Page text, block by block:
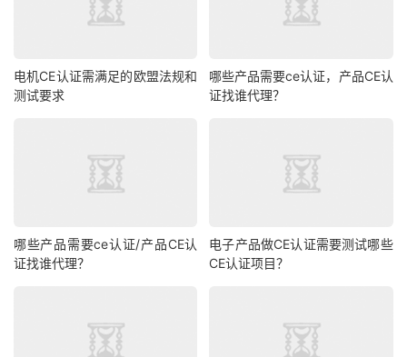
电机CE认证需满足的欧盟法规和
测试要求
哪些产品需要ce认证，产品CE认
证找谁代理？
哪些产品需要ce认证/产品CE认
证找谁代理？
电子产品做CE认证需要测试哪些
CE认证项目？